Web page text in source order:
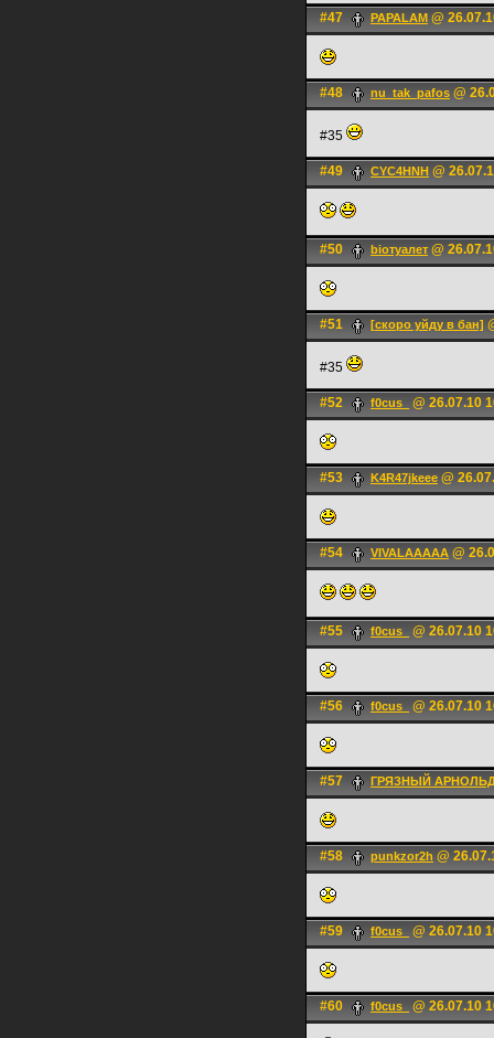
#47 PAPALAM @
#48 nu_tak_pafos @
#35
#49 CYC4HNH @
#50 bioтуалет @
#51 [скоро уйду в бан]
#35
#52 f0cus_ @ 26.07.10
#53 K4R47jkeee @
#54 VIVALAAAAA @
#55 f0cus_ @ 26.07.10
#56 f0cus_ @ 26.07.10
#57 ГРЯЗНЫЙ
#58 punkzor2h @
#59 f0cus_ @ 26.07.10
#60 f0cus_ @ 26.07.10